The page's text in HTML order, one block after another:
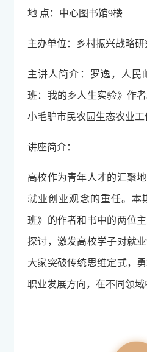
地 点：中心图书馆9楼
主办单位：乡村振兴战略研
主讲人简介：罗逸，人民
班：我的乡人生实验》作
小毛驴市民农园生态农业工
讲座简介：
高校作为青年人才的汇聚
就业创业观念的重任。本
班》的作者和书中的两位
探讨，激发高校学子对就
大家突破传统思维定式，
职业发展方向，在不同领域